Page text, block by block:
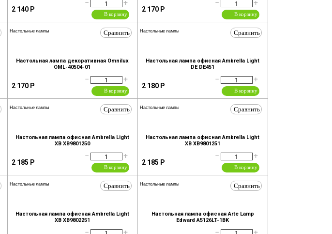
2 140 Р
+
−
В корзину
2 170 Р
+
−
В корзину
Сравнить
Настольные лампы
Настольная лампа декоративная Omnilux
OML-40504-01
2 170 Р
+
−
В корзину
Сравнить
Настольные лампы
Настольная лампа офисная Ambrella Light
DE DE451
2 180 Р
+
−
В корзину
Сравнить
Настольные лампы
Настольная лампа офисная Ambrella Light
XB XB9801250
2 185 Р
+
−
В корзину
Сравнить
Настольные лампы
Настольная лампа офисная Ambrella Light
XB XB9801251
2 185 Р
+
−
В корзину
Сравнить
Настольные лампы
Настольная лампа офисная Ambrella Light
XB XB9802251
Сравнить
Настольные лампы
Настольная лампа офисная Arte Lamp
Edward A5126LT-1BK